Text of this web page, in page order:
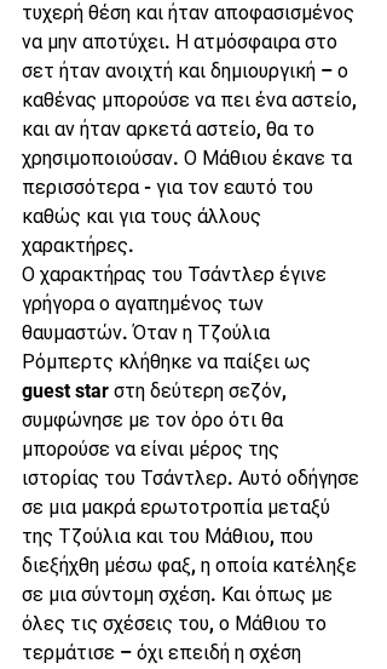
τυχερή θέση και ήταν αποφασισμένος
να μην αποτύχει. Η ατμόσφαιρα στο
σετ ήταν ανοιχτή και δημιουργική – ο
καθένας μπορούσε να πει ένα αστείο,
και αν ήταν αρκετά αστείο, θα το
χρησιμοποιούσαν. Ο Μάθιου έκανε τα
περισσότερα - για τον εαυτό του
καθώς και για τους άλλους
χαρακτήρες.
Ο χαρακτήρας του Τσάντλερ έγινε
γρήγορα ο αγαπημένος των
θαυμαστών. Όταν η Τζούλια
Ρόμπερτς κλήθηκε να παίξει ως
guest star στη δεύτερη σεζόν,
συμφώνησε με τον όρο ότι θα
μπορούσε να είναι μέρος της
ιστορίας του Τσάντλερ. Αυτό οδήγησε
σε μια μακρά ερωτοτροπία μεταξύ
της Τζούλια και του Μάθιου, που
διεξήχθη μέσω φαξ, η οποία κατέληξε
σε μια σύντομη σχέση. Και όπως με
όλες τις σχέσεις του, ο Μάθιου το
τερμάτισε – όχι επειδή η σχέση